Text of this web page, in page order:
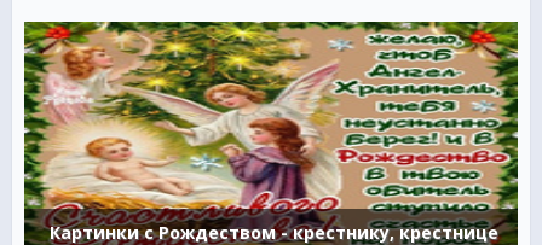
Картинки с Рождеством - крестнику, крестнице